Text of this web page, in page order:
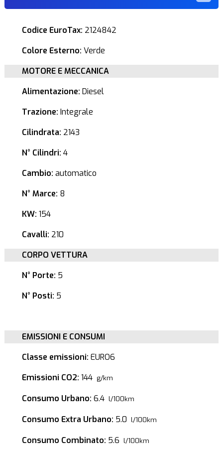
Codice EuroTax: 2124842
Colore Esterno: Verde
MOTORE E MECCANICA
Alimentazione: Diesel
Trazione: Integrale
Cilindrata: 2143
N° Cilindri: 4
Cambio: automatico
N° Marce: 8
KW: 154
Cavalli: 210
CORPO VETTURA
N° Porte: 5
N° Posti: 5
EMISSIONI E CONSUMI
Classe emissioni: EURO6
Emissioni CO2: 144 g/km
Consumo Urbano: 6.4 l/100km
Consumo Extra Urbano: 5.0 l/100km
Consumo Combinato: 5.6 l/100km